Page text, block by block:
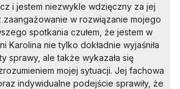
i jestem niezwykle wdzięczny za jej
zaangażowanie w rozwiązanie mojego
spotkania czułem, że jestem w
Karolina nie tylko dokładnie wyjaśniła
sprawy, ale także wykazała się
mojej sytuacji. Jej fachowa
indywidualne podejście sprawiły, że